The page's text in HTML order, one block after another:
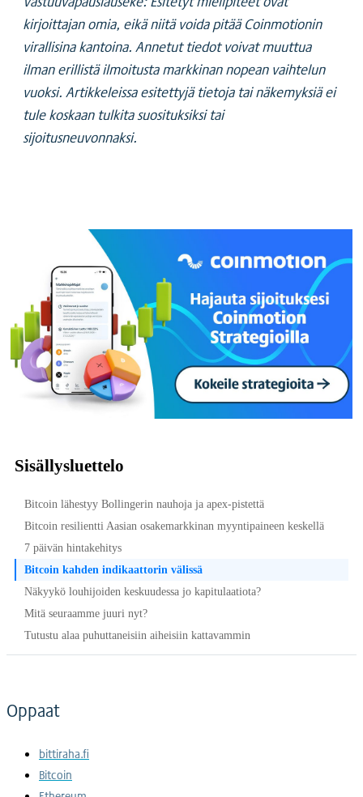
kirjoittajan omia, eikä niitä voida pitää Coinmotionin
virallisina kantoina. Annetut tiedot voivat muuttua
ilman erillistä ilmoitusta markkinan nopean vaihtelun
vuoksi. Artikkeleissa esitettyjä tietoja tai näkemyksiä ei
tule koskaan tulkita suosituksiksi tai
sijoitusneuvonnaksi.
Sisällysluettelo
Bitcoin lähestyy Bollingerin nauhoja ja apex-pistettä
Bitcoin resilientti Aasian osakemarkkinan myyntipaineen keskellä
7 päivän hintakehitys
Bitcoin kahden indikaattorin välissä
Näkyykö louhijoiden keskuudessa jo kapitulaatiota?
Mitä seuraamme juuri nyt?
Tutustu alaa puhuttaneisiin aiheisiin kattavammin
Oppaat
bittiraha.fi
Bitcoin